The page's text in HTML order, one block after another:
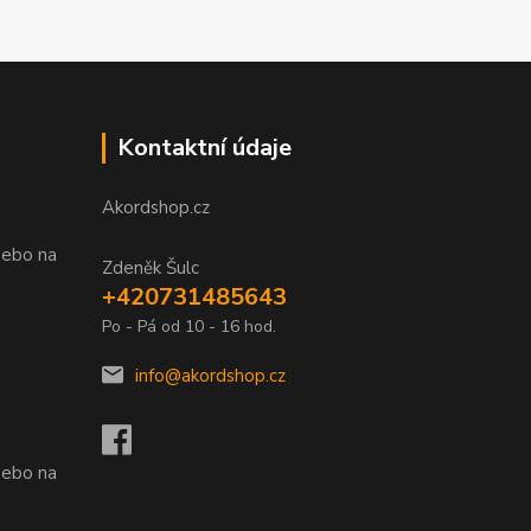
na
na
Kontaktní údaje
Akordshop.cz
Zdeněk Šulc
+420731485643
Po - Pá od 10 - 16 hod.
info@akordshop.cz